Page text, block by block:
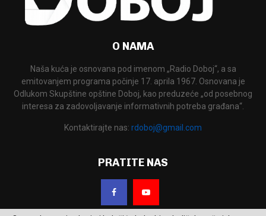
O NAMA
Naša kuća je osnovana pod imenom „Radio Doboj“, a sa
emitovanjem programa počinje 17. aprila 1967. Osnovana je
Odlukom Skupštine opštine Doboj, kao preduzeće „od posebnog
interesa za zadovoljavanje informativnih potreba građana“.
Kontaktirajte nas: rdoboj@gmail.com
PRATITE NAS